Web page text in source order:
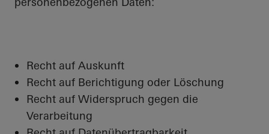
Recht auf Auskunft
Recht auf Berichtigung oder Löschung
Recht auf Widerspruch gegen die
Verarbeitung